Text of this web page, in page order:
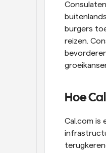
burgers
reizen.
Hoe
Cal.com is